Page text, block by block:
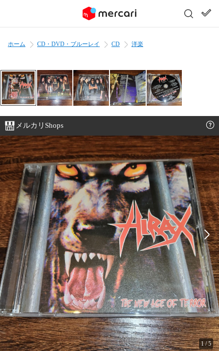
ホーム CD・DVD・ブルーレイ CD 洋楽
メルカリShops
1/5